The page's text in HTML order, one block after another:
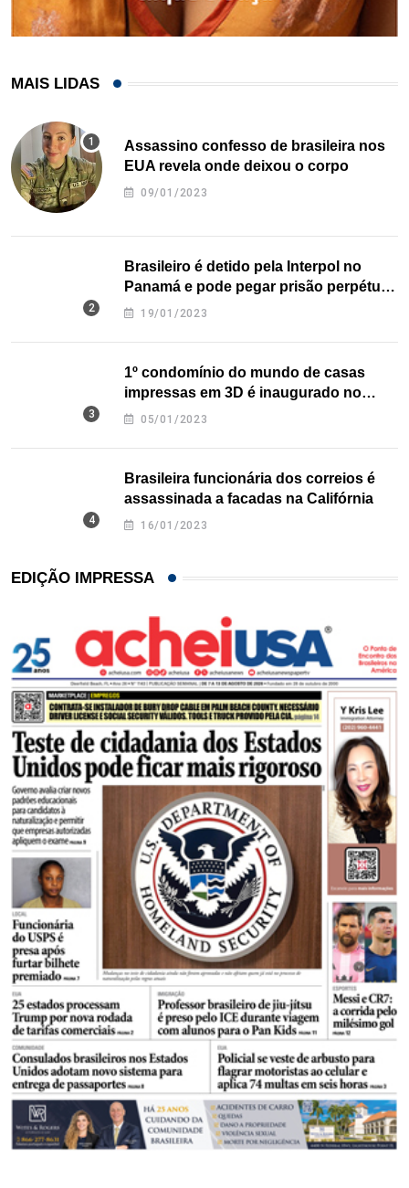
MAIS LIDAS
Assassino confesso de brasileira nos
EUA revela onde deixou o corpo
09/01/2023
Brasileiro é detido pela Interpol no
Panamá e pode pegar prisão perpétua
nos EUA
19/01/2023
1º condomínio do mundo de casas
impressas em 3D é inaugurado no
Texas
05/01/2023
Brasileira funcionária dos correios é
assassinada a facadas na Califórnia
16/01/2023
EDIÇÃO IMPRESSA